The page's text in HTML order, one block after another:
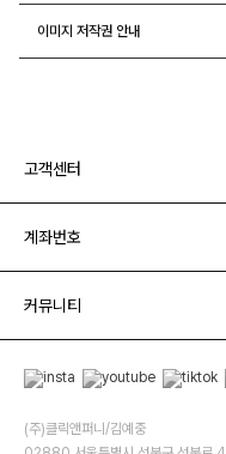
이미지 저작권 안내
고객센터
계좌번호
커뮤니티
(주)클릭앤퍼니/김예중